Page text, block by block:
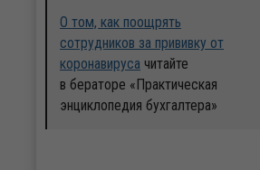
О том, как поощрять
сотрудников за прививку от
коронавируса читайте
в бераторе «Практическая
энциклопедия бухгалтера»